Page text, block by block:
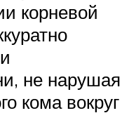
корневой
не нарушая
кома вокруг